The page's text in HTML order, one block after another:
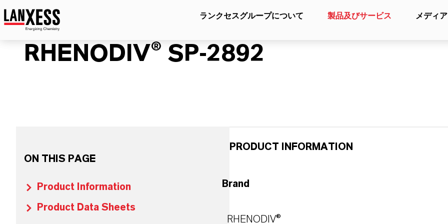
ランクセスグループについて 製品及びサービス メディア
RHENODIV® SP-2892
ON THIS PAGE
Product Information
Product Data Sheets
PRODUCT INFORMATION
Brand
RHENODIV®